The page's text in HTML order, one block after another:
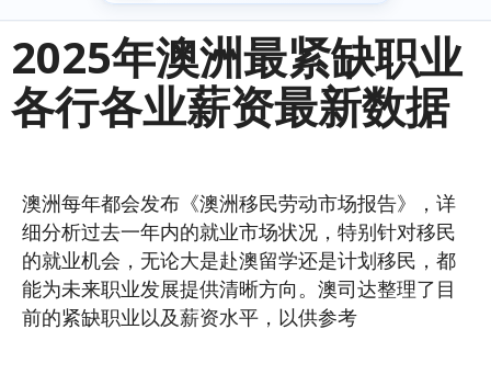
2025年澳洲最紧缺职业
各行各业薪资最新数据
澳洲每年都会发布《澳洲移民劳动市场报告》，详
细分析过去一年内的就业市场状况，特别针对移民
的就业机会，无论大是赴澳留学还是计划移民，都
能为未来职业发展提供清晰方向。澳司达整理了目
前的紧缺职业以及薪资水平，以供参考